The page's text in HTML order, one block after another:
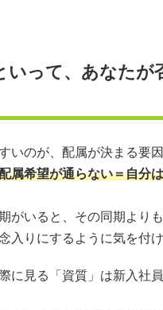
いって、あなたが
いのが、配属が決まる要
属希望が通らない＝自分
がいると、その同期より
入りにするように気を付け
に見る「資質」は新入社